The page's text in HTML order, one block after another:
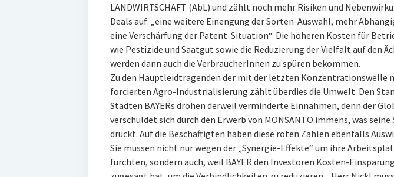
LANDWIRTSCHAFT (AbL) und zählt noch mehr Risiken und
Deals auf: „eine weitere Einengung der Sorten-Auswahl, mehr
eine Verschärfung der Patent-Situation“. Die höheren Kosten für
wie Pestizide und Saatgut sowie die Reduzierung der Vielfalt auf den
werden dann auch die VerbraucherInnen zu spüren bekommen.
Zu den Hauptleidtragenden der mit der letzten Konzentrationswelle
forcierten Agro-Industrialisierung zählt überdies die Umwelt. Den
Städten BAYERs drohen derweil verminderte Einnahmen, denn der
verschuldet sich durch den Erwerb von MONSANTO immens, was
drückt. Auf die Beschäftigten haben diese roten Zahlen ebenfalls
Sie müssen nicht nur wegen der „Synergie-Effekte“ um ihre
fürchten, sondern auch, weil BAYER den Investoren Kosten-